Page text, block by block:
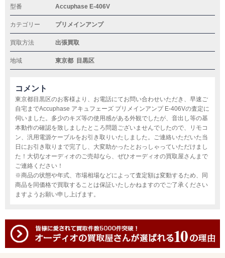
型番 Accuphase E-406V
カテゴリー プリメインアンプ
買取方法 出張買取
地域 東京都 目黒区
コメント
東京都目黒区のお客様より、お電話にてお問い合わせいただき、早速ご
自宅までAccuphase アキュフェーズ プリメインアンプ E-406Vの査定に
伺いました。多少のキズ等の使用感がある外観でしたが、音出し等の基
本動作の確認を致しましたところ問題ございませんでしたので、リモコ
ン、汎用電源ケーブルをお引き取りいたしました。ご連絡いただいた当
日にお引き取りまで完了し、大変助かったとおっしゃっていただけまし
た！大切なオーディオのご売却なら、ぜひオーディオの買取屋さんまで
ご連絡ください！
※商品の状態や年式、市場相場などによって査定額は変動するため、同
商品を同価格で買取することは保証いたしかねますのでご了承ください
ますようお願い申し上げます。